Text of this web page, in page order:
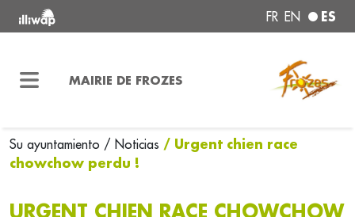
FR EN ES
MAIRIE DE FROZES
Su ayuntamiento / Noticias / Urgent chien race
chowchow perdu !
URGENT CHIEN RACE CHOWCHOW